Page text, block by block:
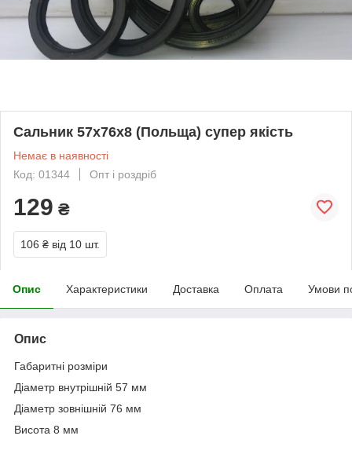
Сальник 57х76х8 (Польща) супер якість
Немає в наявності
Код: 01344
Опт і роздріб
129 ₴
106 ₴ від 10 шт.
Опис Характеристики Доставка Оплата Умови
Опис
Габаритні розміри
Діаметр внутрішній 57 мм
Діаметр зовнішній 76 мм
Висота 8 мм